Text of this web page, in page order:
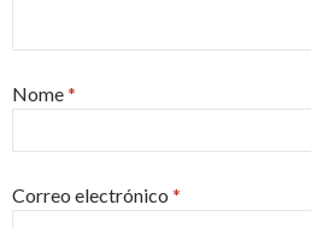
Nome*
Correo electrónico *